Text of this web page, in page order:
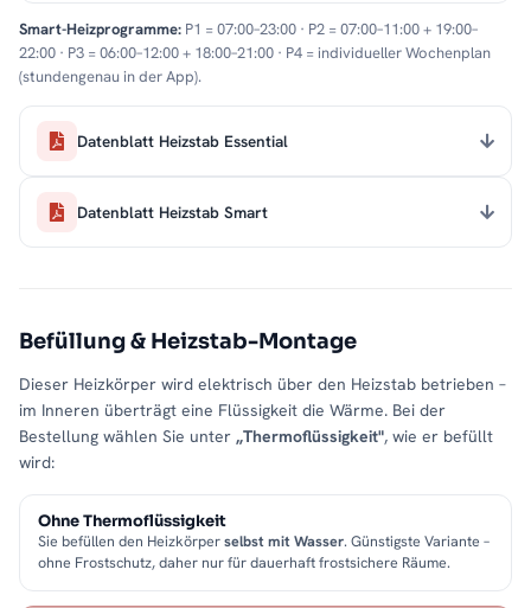
Smart-Heizprogramme: P1 = 07:00–23:00 · P2 = 07:00–11:00 + 19:00–
22:00 · P3 = 06:00–12:00 + 18:00–21:00 · P4 = individueller Wochenplan
(stundengenau in der App).
Datenblatt Heizstab Essential
Datenblatt Heizstab Smart
Befüllung & Heizstab-Montage
Dieser Heizkörper wird elektrisch über den Heizstab betrieben –
im Inneren überträgt eine Flüssigkeit die Wärme. Bei der
Bestellung wählen Sie unter „Thermoflüssigkeit", wie er befüllt
wird:
Ohne Thermoflüssigkeit
Sie befüllen den Heizkörperselbst mit Wasser. Günstigste Variante –
ohne Frostschutz, daher nur für dauerhaft frostsichere Räume.